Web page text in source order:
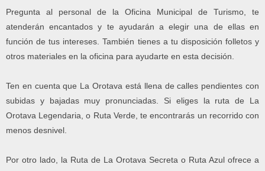
Pregunta al personal de la Oficina Municipal de Turismo, te
atenderán encantados y te ayudarán a elegir una de ellas en
función de tus intereses. También tienes a tu disposición folletos y
otros materiales en la oficina para ayudarte en esta decisión.
Ten en cuenta que La Orotava está llena de calles pendientes con
subidas y bajadas muy pronunciadas. Si eliges la ruta de La
Orotava Legendaria, o Ruta Verde, te encontrarás un recorrido con
menos desnivel.
Por otro lado, la Ruta de La Orotava Secreta o Ruta Azul ofrece a